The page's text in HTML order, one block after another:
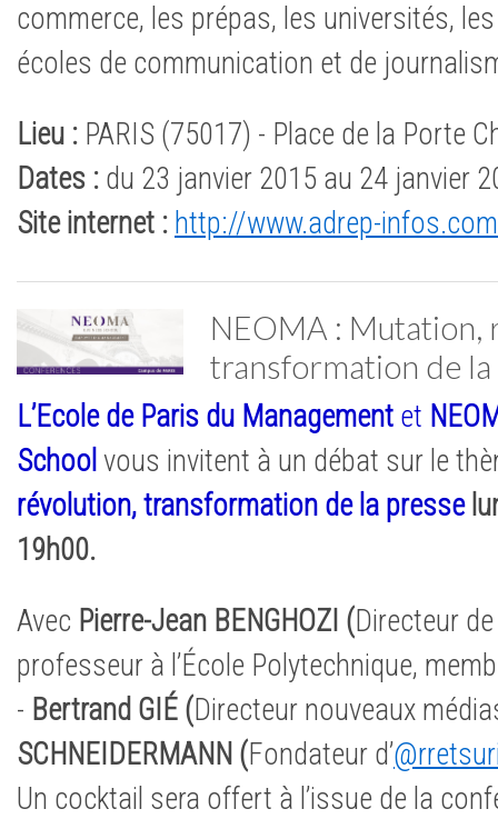
commerce, les prépas, les universités,
écoles de communication et de
Lieu : PARIS (75017) - Place de la Porte
Dates : du 23 janvier 2015 au 24 janvier
Site internet : http://www.adrep-
NEOMA : Mutation,
transformation de la
L’Ecole de Paris du Management et
School vous invitent à un débat sur le
révolution, transformation de la presse
19h00.
Avec Pierre-Jean BENGHOZI (Directeur
professeur à l’École Polytechnique,
- Bertrand GIÉ (Directeur nouveaux
SCHNEIDERMANN (Fondateur d’
Un cocktail sera offert à l’issue de la